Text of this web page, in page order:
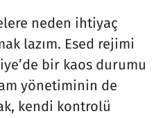
neden ihtiyaç
lazım. Esed rejimi
bir kaos durumu
yönetiminin de
kendi kontrolü